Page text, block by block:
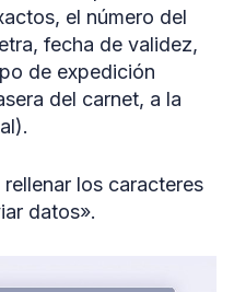
el número del
fecha de validez,
de expedición
del carnet, a la
los caracteres
datos».